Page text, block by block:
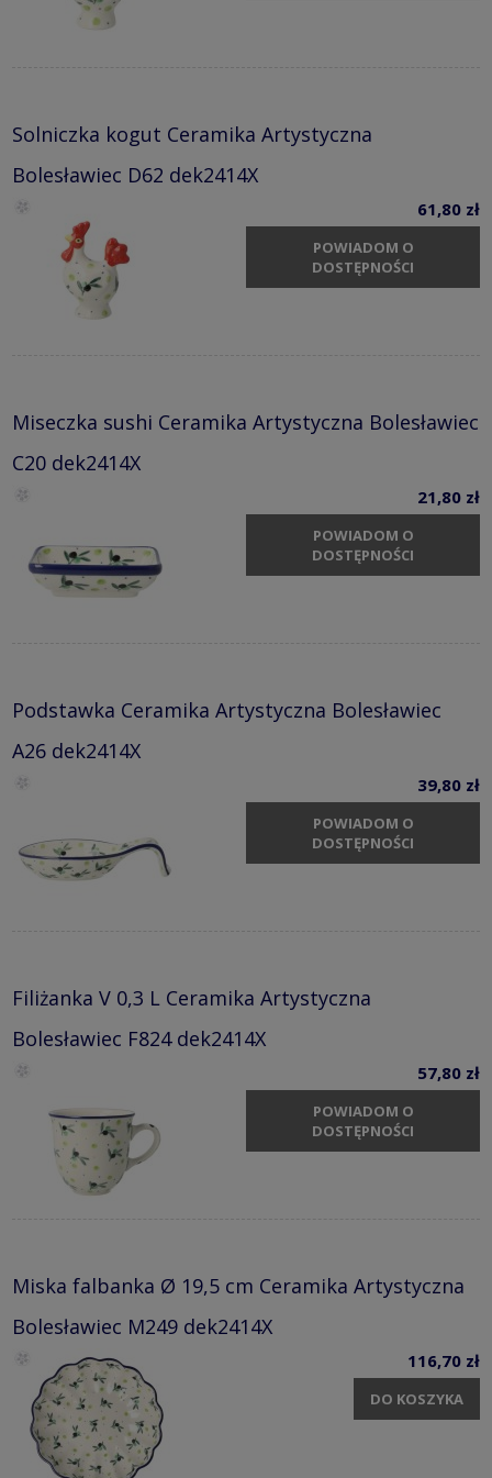
Solniczka kogut Ceramika Artystyczna
Bolesławiec D62 dek2414X
61,80 zł
POWIADOM O
DOSTĘPNOŚCI
Miseczka sushi Ceramika Artystyczna Bolesławiec
C20 dek2414X
21,80 zł
POWIADOM O
DOSTĘPNOŚCI
Podstawka Ceramika Artystyczna Bolesławiec
A26 dek2414X
39,80 zł
POWIADOM O
DOSTĘPNOŚCI
Filiżanka V 0,3 L Ceramika Artystyczna
Bolesławiec F824 dek2414X
57,80 zł
POWIADOM O
DOSTĘPNOŚCI
Miska falbanka Ø 19,5 cm Ceramika Artystyczna
Bolesławiec M249 dek2414X
116,70 zł
DO KOSZYKA